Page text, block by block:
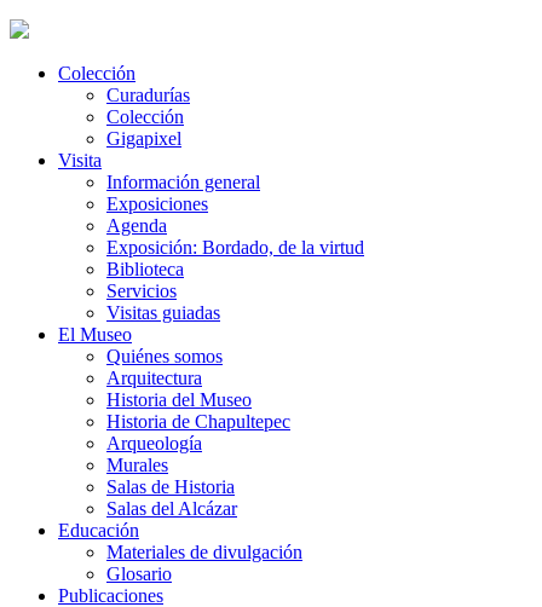
Colección
Curadurías
Colección
Gigapixel
Visita
Información general
Exposiciones
Agenda
Exposición: Bordado, de la virtud
Biblioteca
Servicios
Visitas guiadas
El Museo
Quiénes somos
Arquitectura
Historia del Museo
Historia de Chapultepec
Arqueología
Murales
Salas de Historia
Salas del Alcázar
Educación
Materiales de divulgación
Glosario
Publicaciones